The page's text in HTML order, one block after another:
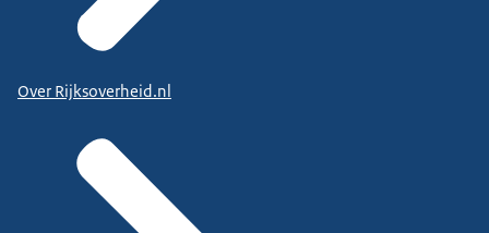
Over Rijksoverheid.nl